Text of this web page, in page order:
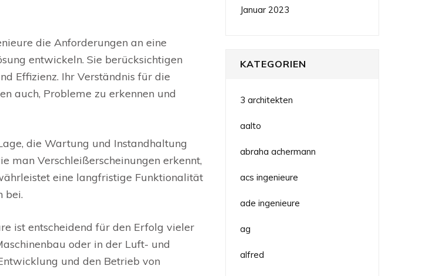
die Anforderungen an eine
entwickeln. Sie berücksichtigen
Effizienz. Ihr Verständnis für die
auch, Probleme zu erkennen und
die Wartung und Instandhaltung
man Verschleißerscheinungen erkennt,
eine langfristige Funktionalität
bei.
ist entscheidend für den Erfolg vieler
oder in der Luft- und
und den Betrieb von
Januar 2023
KATEGORIEN
3 architekten
aalto
abraha achermann
acs ingenieure
ade ingenieure
ag
alfred